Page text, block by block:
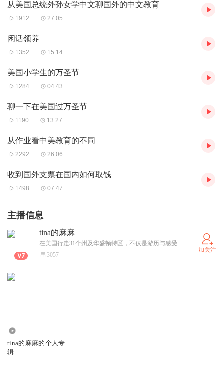
从美国总统外孙女学中文聊国外的中文教育
1912 27:05
闲话领养
1352 15:14
美国小学生的万圣节
1284 04:43
聊一下在美国过万圣节
1190 13:27
从作业看中美教育的不同
2292 26:06
收到国外支票在国内如何取钱
1498 07:47
主播信息
tina的麻麻
在美国行走31个州及华盛顿特区，不仅是游历与感受，更多的是思考。从事教育20多年，不仅关注中外教育的特点，更愿意从终身学习、持久动力的角度来思考教育，而非功利的教育。
3057
加关注
tina的麻麻的个人专
辑